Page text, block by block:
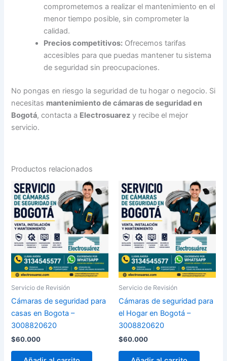
comprometemos a realizar el mantenimiento en el
menor tiempo posible, sin comprometer la
calidad.
Precios competitivos: Ofrecemos tarifas
accesibles para que puedas mantener tu sistema
de seguridad sin preocupaciones.
No pongas en riesgo la seguridad de tu hogar o negocio. Si
necesitas mantenimiento de cámaras de seguridad en
Bogotá, contacta a Electrosuarez y recibe el mejor
servicio.
Productos relacionados
Servicio de Revisión
Cámaras de seguridad para
casas en Bogota –
3008820620
$60.000
Servicio de Revisión
Cámaras de seguridad para
el Hogar en Bogotá –
3008820620
$60.000